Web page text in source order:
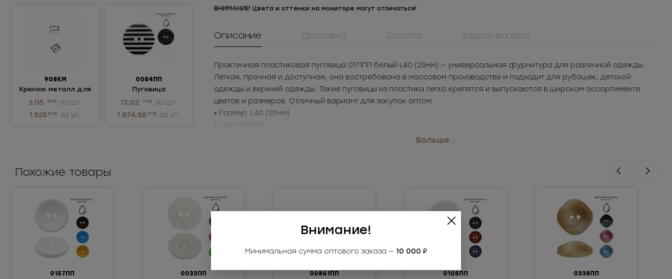
908КМ
Крючок металл для
нижнего белья
3.05 РУБ за шт.
1 525 РУБ за уп.
0084ПП
Пуговица
пластиковая
13.02 РУБ за шт.
1 874.88 РУБ за уп.
ММ15ТД41
Молния
металлическая
неразъемная 15Т
Под заказ
908КМ
Крючок металл для
нижнего белья
3.05 РУБза шт.
0084ПП
Пуговица
пластиковая
13.02 РУБ
ММ15ТД41
Молния
ВНИМАНИЕ! Цвета и оттенки на мониторе могут отличаться!
Описание Доставка Оплата Задать вопрос
Практичная пластиковая пуговица 0171ПП белый L40 (25мм) — универсальная фурнитура для различной одежды.
Лёгкая, прочная и доступная, она востребована в массовом производстве и подходит для рубашек, детской
одежды и верхней одежды. Такие пуговицы из пластика легко крепятся и выпускаются в широком ассортименте
цветов и размеров. Отличный вариант для закупок оптом.
• Размер: L40 (25мм)
• Цвет: белый
Применение: рубашки, детская одежда, верхняя одеждаБольше...
Похожие товары
0157ПП 0033ПП 00861ПП 0105ПП 0338ПП
Внимание!
Минимальная сумма оптового заказа — 10 000 ₽